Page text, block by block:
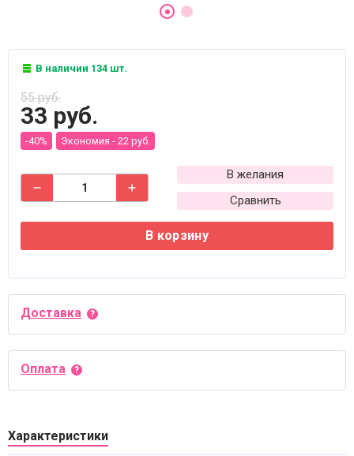
В наличии 134 шт.
55 руб.
33 руб.
-40% Экономия - 22 руб.
В желания
Сравнить
В корзину
Доставка
Оплата
Характеристики